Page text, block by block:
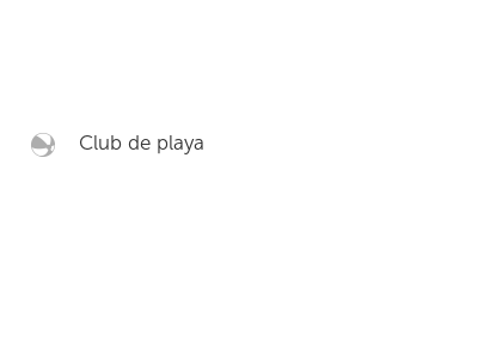
Club de playa